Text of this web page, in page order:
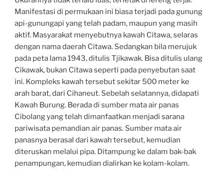
Manifestasi di permukaan ini biasa terjadi pada gunung
api-gunungapi yang telah padam, maupun yang masih
aktif. Masyarakat menyebutnya kawah Citawa, selaras
dengan nama daerah Citawa. Sedangkan bila merujuk
pada peta lama 1943, ditulis Tjikawak. Bisa ditulis ulang
Cikawak, bukan Citawa seperti pada penyebutan saat
ini. Kompleks kawah tersebut sekitar 500 meter ke
arah barat, dari Cihaneut. Sebelah selatannya, didapati
Kawah Burung. Berada di sumber mata air panas
Cibolang yang telah dimanfaatkan menjadi sarana
pariwisata pemandian air panas. Sumber mata air
panasnya berasal dari kawah tersebut, kemudian
diteruskan melalui pipa. Ditampung ke dalam bak-bak
penampungan, kemudian dialirkan ke kolam-kolam.